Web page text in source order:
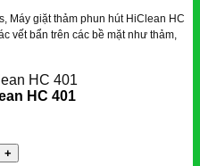
Máy giặt thảm phun hút HiClean HC
vết bẩn trên các bề mặt như thảm,
HC 401